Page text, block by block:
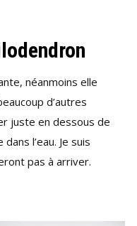
néanmoins elle
d’autres
juste en dessous de
l’eau. Je suis
pas à arriver.